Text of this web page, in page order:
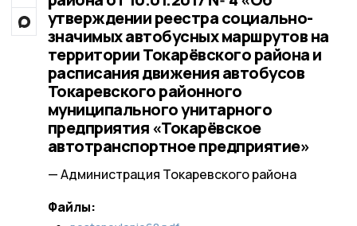
утверждении реестра социально-
значимых автобусных маршрутов на
территории Токарёвского района и
расписания движения автобусов
Токаревского районного
муниципального унитарного
предприятия «Токарёвское
автотранспортное предприятие»
— Администрация Токаревского района
Файлы: